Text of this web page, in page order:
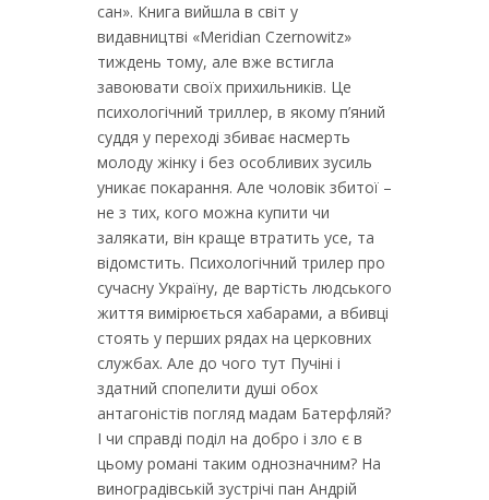
сан». Книга вийшла в світ у
видавництві «Meridian Czernowitz»
тиждень тому, але вже встигла
завоювати своїх прихильників. Це
психологічний триллер, в якому п’яний
суддя у переході збиває насмерть
молоду жінку і без особливих зусиль
уникає покарання. Але чоловік збитої –
не з тих, кого можна купити чи
залякати, він краще втратить усе, та
відомстить. Психологічний трилер про
сучасну Україну, де вартість людського
життя вимірюється хабарами, а вбивці
стоять у перших рядах на церковних
службах. Але до чого тут Пучіні і
здатний спопелити душі обох
антагоністів погляд мадам Батерфляй?
І чи справді поділ на добро і зло є в
цьому романі таким однозначним? На
виноградівській зустрічі пан Андрій